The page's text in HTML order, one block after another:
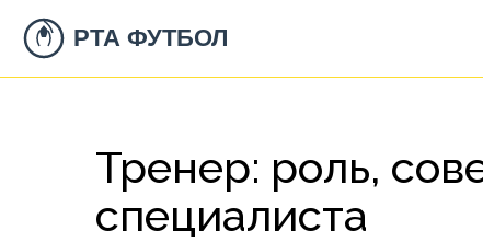
Тренер: роль,
специалиста